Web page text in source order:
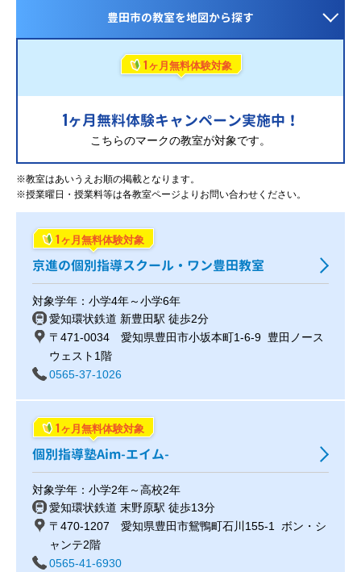
豊田市の教室を地図から探す
1 ヶ月無料体験対象
1ヶ月無料体験キャンペーン実施中！
こちらのマークの教室が対象です。
※教室はあいうえお順の掲載となります。
※授業曜日・授業料等は各教室ページよりお問い合わせください。
1 ヶ月無料体験対象
京進の個別指導スクール・ワン豊田教室
対象学年：小学4年～小学6年
愛知環状鉄道 新豊田駅 徒歩2分
〒471-0034 愛知県豊田市小坂本町1-6-9 豊田ノース
ウェスト1階
0565-37-1026
1 ヶ月無料体験対象
個別指導塾Aim-エイム-
対象学年：小学2年～高校2年
愛知環状鉄道 末野原駅 徒歩13分
〒470-1207 愛知県豊田市鴛鴨町石川155-1 ボン・シ
ャンテ2階
0565-41-6930